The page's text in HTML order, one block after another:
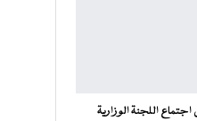
اللجنة الوزارية